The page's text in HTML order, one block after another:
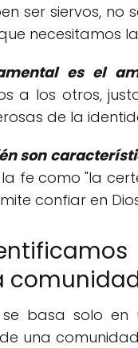
ser siervos, no
necesitamos
es el
a los otros,
de la
son
la fe como "la
confiar en
basa solo en
una comunidad